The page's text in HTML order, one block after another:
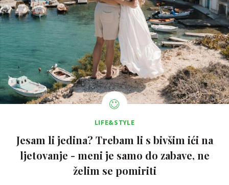
LIFE&STYLE
Jesam li jedina? Trebam li s bivšim ići na
ljetovanje - meni je samo do zabave, ne
želim se pomiriti